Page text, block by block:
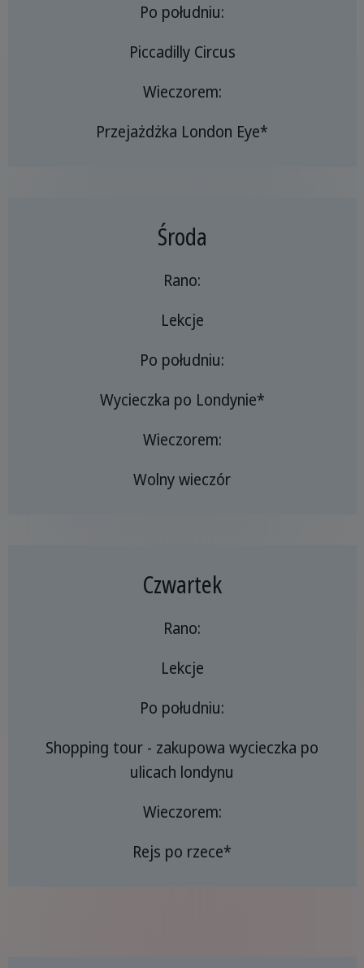
Po południu:
Piccadilly Circus
Wieczorem:
Przejażdżka London Eye*
Środa
Rano:
Lekcje
Po południu:
Wycieczka po Londynie*
Wieczorem:
Wolny wieczór
Czwartek
Rano:
Lekcje
Po południu:
Shopping tour - zakupowa wycieczka po
ulicach londynu
Wieczorem:
Rejs po rzece*